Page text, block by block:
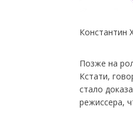
Константин
Позже на
Кстати,
стало
режиссера,